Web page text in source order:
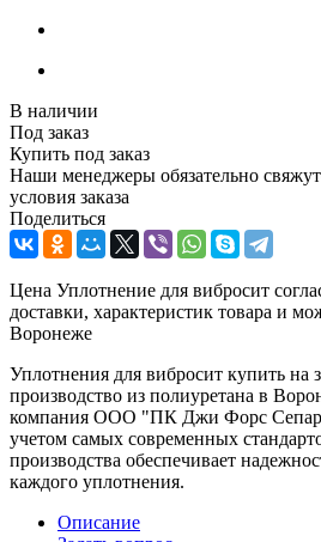
В наличии
Под заказ
Купить под заказ
Наши менеджеры обязательно
условия заказа
Поделиться
Цена Уплотнение для вибросит
доставки, характеристик товара и
Воронеже
Уплотнения для вибросит купить на
производство из полиуретана в
компания ООО "ПК Джи Форс
учетом самых современных
производства обеспечивает
каждого уплотнения.
Описание